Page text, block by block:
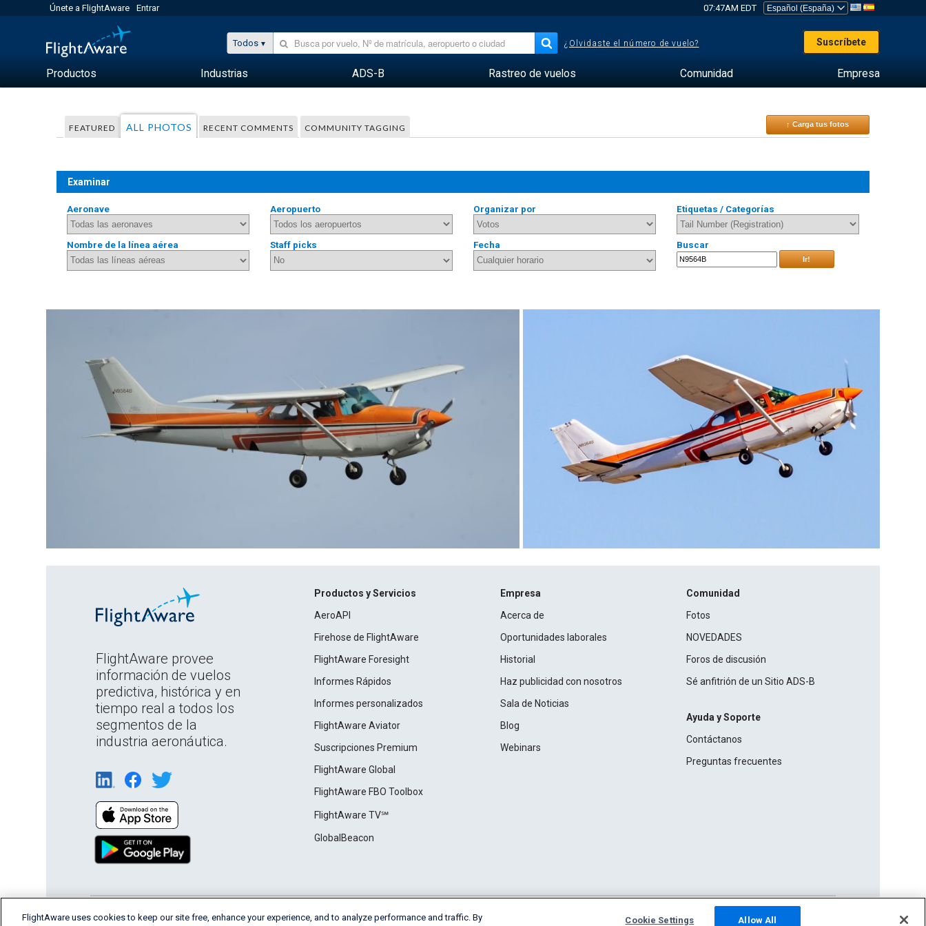
Únete a FlightAware Entrar 07:47AM EDT
Todos ¿Olvidaste el número de vuelo? Suscríbete
Productos Industrias ADS-B Rastreo de vuelos Comunidad Empresa
FEATURED ALL PHOTOS RECENT COMMENTS COMMUNITY TAGGING ↑ Carga tus fotos
Examinar
Aeronave Aeropuerto Organizar por Etiquetas / Categorías
Nombre de la línea aérea Staff picks Fecha Buscar
Ir!
FlightAware provee
información de vuelos
predictiva, histórica y en
tiempo real a todos los
segmentos de la
industria aeronáutica.
Productos y Servicios
AeroAPI
Firehose de FlightAware
FlightAware Foresight
Informes Rápidos
Informes personalizados
FlightAware Aviator
Suscripciones Premium
FlightAware Global
FlightAware FBO Toolbox
FlightAware TV℠
GlobalBeacon
Empresa
Acerca de
Oportunidades laborales
Historial
Haz publicidad con nosotros
Sala de Noticias
Blog
Webinars
Comunidad
Fotos
NOVEDADES
Foros de discusión
Sé anfitrión de un Sitio ADS-B
Ayuda y Soporte
Contáctanos
Preguntas frecuentes
English (USA) 2026 FlightAware Terms of Use Privacy Cookie Settings
FlightAware uses cookies to keep our site free, enhance your experience, and to analyze performance and traffic. By
Cookie Settings Allow All